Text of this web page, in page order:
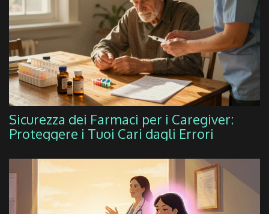
Sicurezza dei Farmaci per i Caregiver:
Proteggere i Tuoi Cari dagli Errori